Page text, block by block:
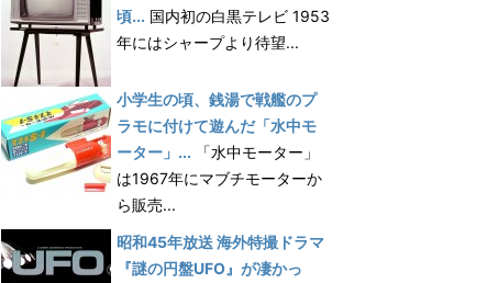
頃... 国内初の白黒テレビ 1953
年にはシャープより待望...
小学生の頃、銭湯で戦艦のプ
ラモに付けて遊んだ「水中モ
ーター」...
「水中モーター」
は1967年にマブチモーターか
ら販売...
昭和45年放送 海外特撮ドラマ
『謎の円盤UFO』が凄かっ